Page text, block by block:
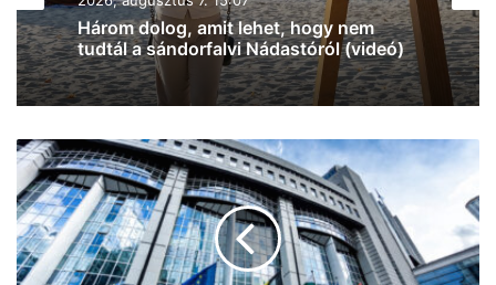
Na, ez mennyire király már: 60 SZIN-
jegyet VIP-re húz fel a Coca-Cola
Szegeden!